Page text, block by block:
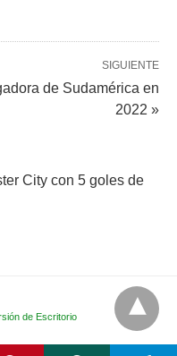
SIGUIENTE
de Sudamérica en
2022 »
City con 5 goles de
de Escritorio